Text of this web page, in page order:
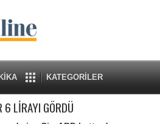
KATEGORİLER
6 LİRAYI GÖRDÜ